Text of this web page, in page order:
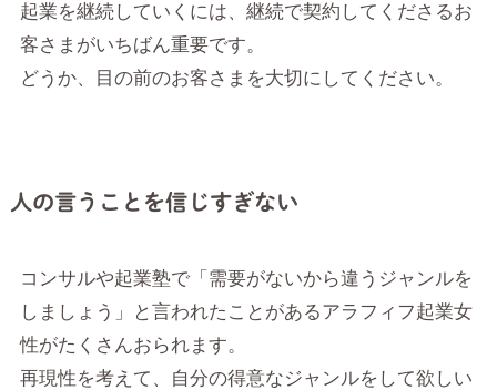
起業を継続していくには、継続で契約してくださるお
客さまがいちばん重要です。
どうか、目の前のお客さまを大切にしてください。
人の言うことを信じすぎない
コンサルや起業塾で「需要がないから違うジャンルを
しましょう」と言われたことがあるアラフィフ起業女
性がたくさんおられます。
再現性を考えて、自分の得意なジャンルをして欲しい